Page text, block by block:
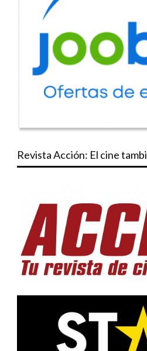
Revista Acción: El cine